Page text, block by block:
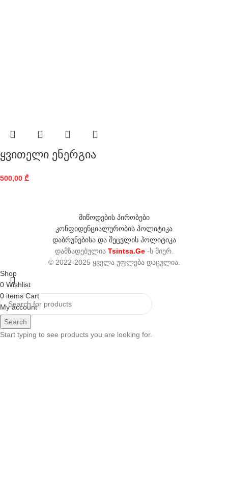
ყვითელი ენერგია
500,00 ₾
მიწოდების პირობები
კონფიდენციალურობის პოლიტიკა
დაბრუნებისა და შეცვლის პოლიტიკა
დამზადებულია Tsintsa.Ge -ს მიერ.
© 2022-2025 ყველა უფლება დაცულია.
Search
Start typing to see products you are looking for.
Shop
0 Wishlist
0items Cart
My account